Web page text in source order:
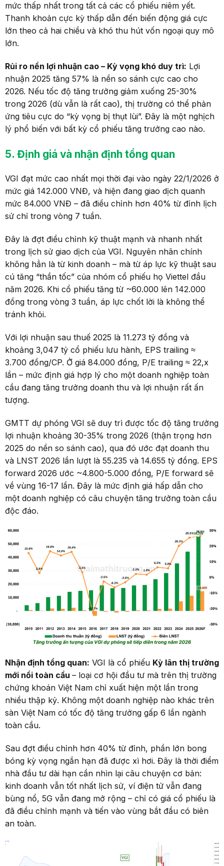
mức thấp nhất trong tất cả các cổ phiếu niêm yết.
Thanh khoản cực kỳ thấp dẫn đến biến động giá cực
lớn theo cả hai chiều và khó thu hút vốn ngoại quy mô
lớn.
Rủi ro nền lợi nhuận cao –Kỳ vọng khó duy trì: Lợi
nhuận 2025 tăng 57% là nền so sánh cực cao cho
2026. Nếu tốc độ tăng trưởng giảm xuống 25-30%
trong 2026 (dù vẫn là rất cao), thị trường có thể phản
ứng tiêu cực do “kỳ vọng bị thụt lùi”. Đây là một nghịch
lý phổ biến với bất kỳ cổ phiếu tăng trưởng cao nào.
5. Định giá và nhận định tổng quan
VGI đạt mức cao nhất mọi thời đại vào ngày 22/1/2026 ở
mức giá 142.000 VNĐ, và hiện đang giao dịch quanh
mức 84.000 VNĐ – đã điều chỉnh hơn 40% từ đỉnh lịch
sử chỉ trong vòng 7 tuần.
Đây là đợt điều chỉnh kỹ thuật mạnh và nhanh nhất
trong lịch sử giao dịch của VGI. Nguyên nhân chính
không hẳn là từ kinh doanh – mà từ áp lực kỹ thuật sau
cú tăng “thần tốc” của nhóm cổ phiếu họ Viettel đầu
năm 2026. Khi cổ phiếu tăng từ ~60.000 lên 142.000
đồng trong vòng 3 tuần, áp lực chốt lời là không thể
tránh khỏi.
Với lợi nhuận sau thuế 2025 là 11.273 tỷ đồng và
khoảng 3,047 tỷ cổ phiếu lưu hành, EPS trailing ≈
3.700 đồng/CP. Ở giá 84.000 đồng, P/E trailing ≈ 22,x
lần – mức định giá hợp lý cho một doanh nghiệp toàn
cầu đang tăng trưởng doanh thu và lợi nhuận rất ấn
tượng.
GMTT dự phóng VGI sẽ duy trì được tốc độ tăng trưởng
lợi nhuận khoảng 30-35% trong 2026 (thận trọng hơn
2025 do nền so sánh cao), qua đó ước đạt doanh thu
và LNST 2026 lần lượt là 55.235 và 14.655 tỷ đồng. EPS
forward 2026 ước ~4.800-5.000 đồng, P/E forward sẽ
về vùng 16-17 lần. Đây là mức định giá hấp dẫn cho
một doanh nghiệp có câu chuyện tăng trưởng toàn cầu
độc đáo.
Nhận định tổng quan: VGI là cổ phiếu Kỳ lân thị trường
mới nổi toàn cầu – loại cơ hội đầu tư mà trên thị trường
chứng khoán Việt Nam chỉ xuất hiện một lần trong
nhiều thập kỷ. Không một doanh nghiệp nào khác trên
sàn Việt Nam có tốc độ tăng trưởng gấp 6 lần ngành
toàn cầu.
Sau đợt điều chỉnh hơn 40% từ đỉnh, phần lớn bong
bóng kỳ vọng ngắn hạn đã được xì hơi. Đây là thời điểm
nhà đầu tư dài hạn cần nhìn lại câu chuyện cơ bản:
kinh doanh vẫn tốt nhất lịch sử, ví điện tử vẫn đang
bùng nổ, 5G vẫn đang mở rộng – chỉ có giá cổ phiếu là
đã điều chỉnh mạnh và tiến vào vùng bắt đầu có biên
an toàn.